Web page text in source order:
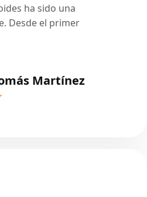
Martínez
ha sido una
Desde el primer